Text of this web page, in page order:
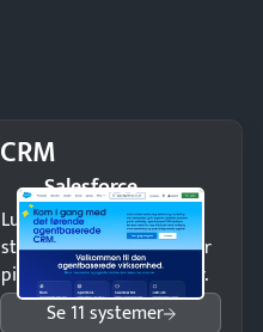
CRM
Salesforce
Luk flere salg med et
struktureret overblik over
pipeline og opfølgninger.
Se 11 systemer